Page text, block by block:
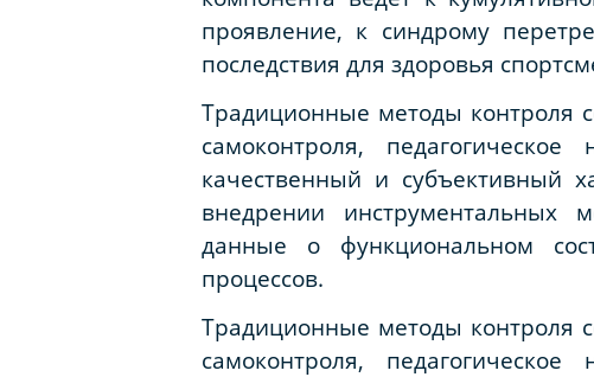
проявление, к синдрому
последствия для здоровья
Традиционные методы контроля
самоконтроля,
качественный и субъективный
внедрении инструментальных
данные о функциональном
процессов.
Традиционные методы контроля
самоконтроля,